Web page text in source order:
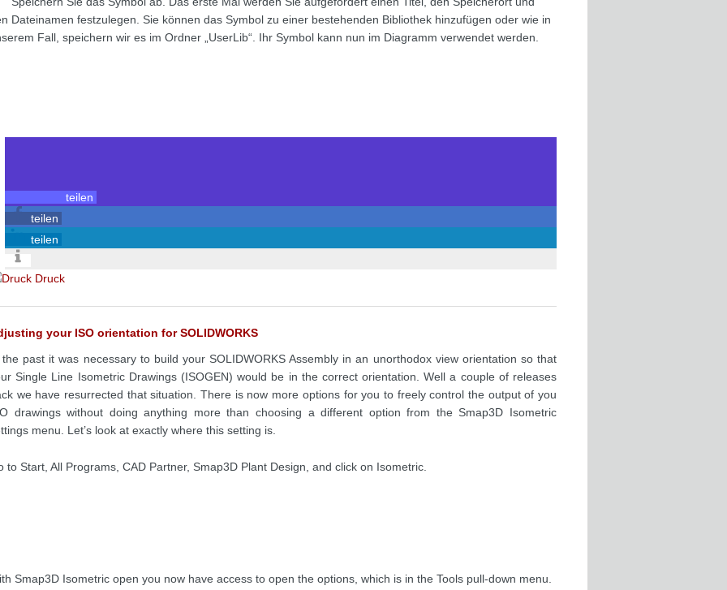
Dateinamen festzulegen. Sie können das Symbol zu einer bestehenden Bibliothek hinzufügen oder wie in
Fall, speichern wir es im Ordner „UserLib“. Ihr Symbol kann nun im Diagramm verwendet werden.
teilen
teilen
teilen
Druck
your ISO orientation for SOLIDWORKS
the past it was necessary to build your SOLIDWORKS Assembly in an unorthodox view orientation so that
Single Line Isometric Drawings (ISOGEN) would be in the correct orientation. Well a couple of releases
we have resurrected that situation. There is now more options for you to freely control the output of you
drawings without doing anything more than choosing a different option from the Smap3D Isometric
menu. Let’s look at exactly where this setting is.
to Start, All Programs, CAD Partner, Smap3D Plant Design, and click on Isometric.
Smap3D Isometric open you now have access to open the options, which is in the Tools pull-down menu.